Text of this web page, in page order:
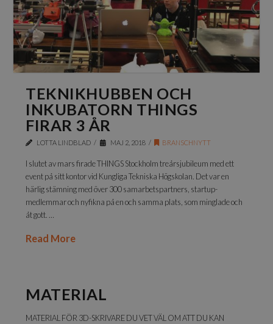
TEKNIKHUBBEN OCH
INKUBATORN THINGS
FIRAR 3 ÅR
LOTTA LINDBLAD MAJ 2, 2018 BRANSCHNYTT
I slutet av mars firade THINGS Stockholm treårsjubileum med ett
event på sitt kontor vid Kungliga Tekniska Högskolan. Det var en
härlig stämning med över 300 samarbetspartners, startup-
medlemmar och nyfikna på en och samma plats, som minglade och
åt gott. …
Read More
MATERIAL
MATERIAL FÖR 3D-SKRIVARE DU VET VÄL OM ATT DU KAN